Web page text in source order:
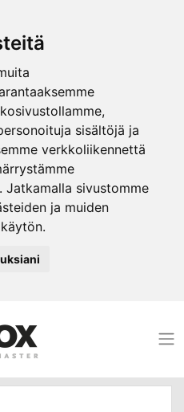
sisältöjä ja
verkkoliikennettä
Jatkamalla sivustomme
ja muiden